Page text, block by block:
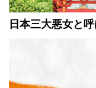
日本三大悪女と